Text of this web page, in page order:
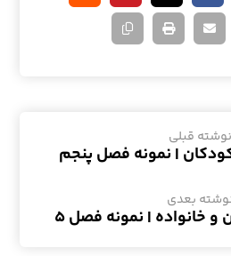
نوشته قبلی
کودکان | نمونه فصل پنجم
بعدی
و خانواده | نمونه فصل ۵